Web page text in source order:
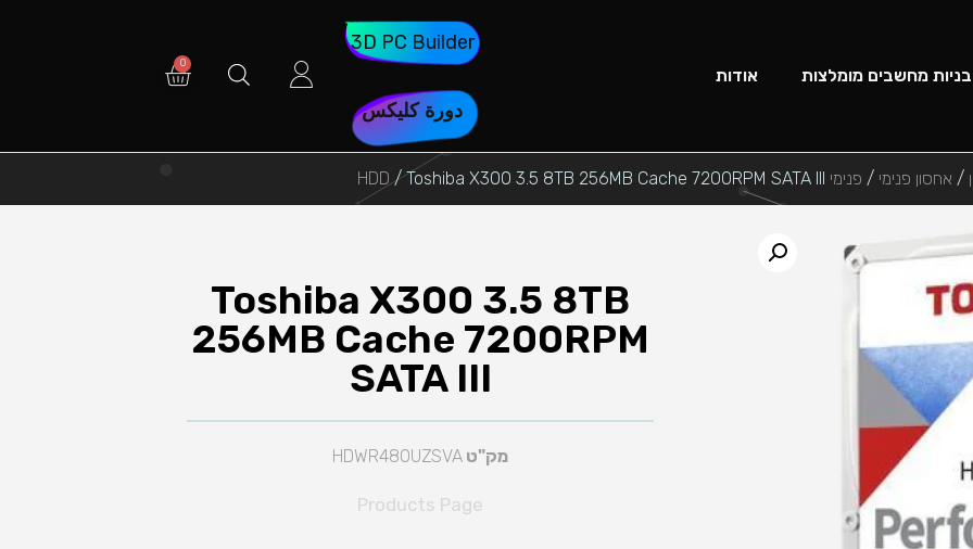
בניות מחשבים מומלצות אודות
3D PC Builder
دورة كليكس
/ אחסון פנימי / פנימי HDD / Toshiba X300 3.5 8TB 256MB Cache 7200RPM SATA III
Toshiba X300 3.5 8TB
256MB Cache 7200RPM
SATA III
מק"ט HDWR480UZSVA
Products Page